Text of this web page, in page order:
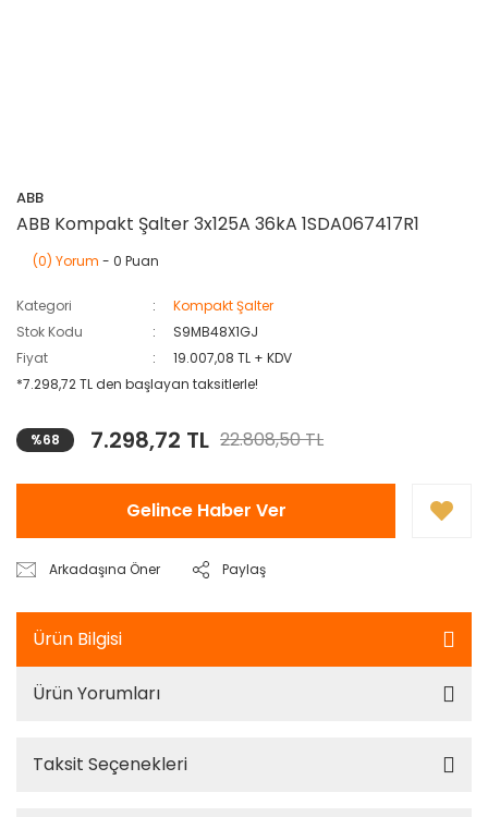
ABB
ABB Kompakt Şalter 3x125A 36kA 1SDA067417R1
(0) Yorum - 0 Puan
Kategori
Kompakt Şalter
Stok Kodu
S9MB48X1GJ
Fiyat
19.007,08 TL + KDV
*7.298,72 TL den başlayan taksitlerle!
%68 7.298,72 TL 22.808,50 TL
Gelince Haber Ver
Arkadaşına Öner Paylaş
Ürün Bilgisi
Ürün Yorumları
Taksit Seçenekleri